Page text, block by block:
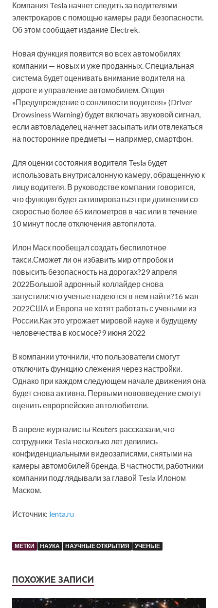
Компания Tesla начнет следить за водителями
электрокаров с помощью камеры ради безопасности.
Об этом сообщает издание Electrek.
Новая функция появится во всех автомобилях
компании — новых и уже проданных. Специальная
система будет оценивать внимание водителя на
дороге и управление автомобилем. Опция
«Предупреждение о сонливости водителя» (Driver
Drowsiness Warning) будет включать звуковой сигнал,
если автовладелец начнет засыпать или отвлекаться
на посторонние предметы — например, смартфон.
Для оценки состояния водителя Tesla будет
использовать внутрисалонную камеру, обращенную к
лицу водителя. В руководстве компании говорится,
что функция будет активироваться при движении со
скоростью более 65 километров в час или в течение
10 минут после отключения автопилота.
Илон Маск пообещал создать беспилотное
такси.Сможет ли он избавить мир от пробок и
повысить безопасность на дорогах?29 апреля
2022Большой адронный коллайдер снова
запустили:что ученые надеются в нем найти?16 мая
2022США и Европа не хотят работать с учеными из
России.Как это угрожает мировой науке и будущему
человечества в космосе?9 июня 2022
В компании уточнили, что пользователи смогут
отключить функцию слежения через настройки.
Однако при каждом следующем начале движения она
будет снова активна. Первыми нововведение смогут
оценить еврорпейские автолюбители.
В апреле журналисты Reuters рассказали, что
сотрудники Tesla несколько лет делились
конфиденциальными видеозаписями, снятыми на
камеры автомобилей бренда. В частности, работники
компании подглядывали за главой Tesla Илоном
Маском.
Источник: lenta.ru
МЕТКИ НАУКА НАУЧНЫЕ ОТКРЫТИЯ УЧЕНЫЕ
ПОХОЖИЕ ЗАПИСИ